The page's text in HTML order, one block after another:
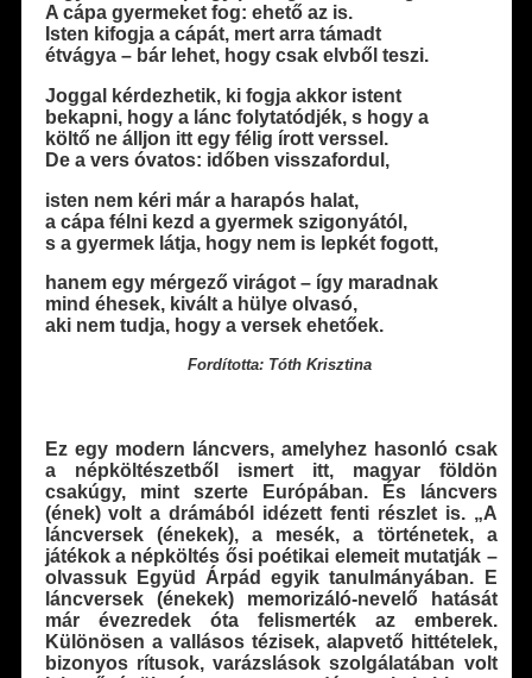
A cápa gyermeket fog: ehető az is.
Isten kifogja a cápát, mert arra támadt
étvágya – bár lehet, hogy csak elvből teszi.
Joggal kérdezhetik, ki fogja akkor istent
bekapni, hogy a lánc folytatódjék, s hogy a
költő ne álljon itt egy félig írott verssel.
De a vers óvatos: időben visszafordul,
isten nem kéri már a harapós halat,
a cápa félni kezd a gyermek szigonyától,
s a gyermek látja, hogy nem is lepkét fogott,
hanem egy mérgező virágot – így maradnak
mind éhesek, kivált a hülye olvasó,
aki nem tudja, hogy a versek ehetőek.
Fordította: Tóth Krisztina
Ez egy modern láncvers, amelyhez hasonló csak
a népköltészetből ismert itt, magyar földön
csakúgy, mint szerte Európában. És láncvers
(ének) volt a drámából idézett fenti részlet is. „A
láncversek (énekek), a mesék, a történetek, a
játékok a népköltés ősi poétikai elemeit mutatják –
olvassuk Együd Árpád egyik tanulmányában. E
láncversek (énekek) memorizáló-nevelő hatását
már évezredek óta felismerték az emberek.
Különösen a vallásos tézisek, alapvető hittételek,
bizonyos rítusok, varázslások szolgálatában volt